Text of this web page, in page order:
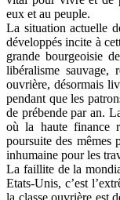
eux et au peuple.
La situation actuelle
développés incite à
grande bourgeoisie
libéralisme sauvage,
ouvrière, désormais
pendant que les
de prébende par an.
où la haute finance
poursuite des mêmes
inhumaine pour les
La faillite de la
Etats-Unis, c’est